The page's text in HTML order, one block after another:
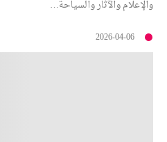
والإعلام والآثار والسياحة…
2026-04-06